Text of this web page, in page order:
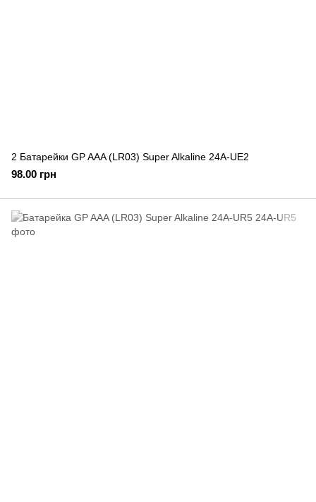
2 Батарейки GP AAA (LR03) Super Alkaline 24A-UE2
98.00 грн